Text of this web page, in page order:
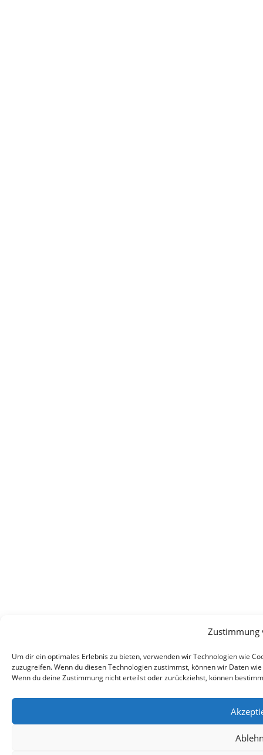
Zustimmung
Um dir ein optimales Erlebnis zu bieten, verwenden wir Technologien wie
zuzugreifen. Wenn du diesen Technologien zustimmst, können wir Daten
Wenn du deine Zustimmung nicht erteilst oder zurückziehst, können